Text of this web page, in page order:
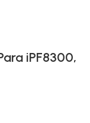
iPF8300,